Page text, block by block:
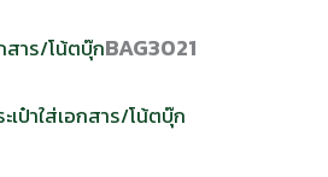
สาร/โน้ตบุ๊กBAG3021
เป๋าใส่เอกสาร/โน้ตบุ๊ก